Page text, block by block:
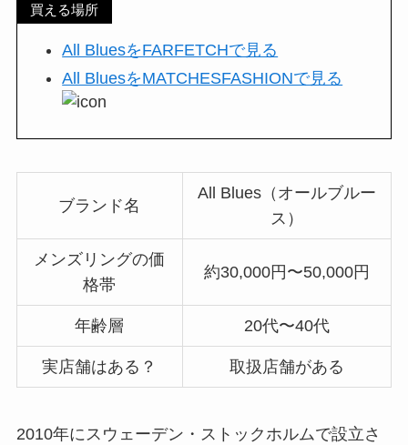
買える場所
All BluesをFARFETCHで見る
All BluesをMATCHESFASHIONで見る
ブランド名
All Blues（オールブルー
ス）
メンズリングの価
格帯
約30,000円〜50,000円
年齢層 20代〜40代
実店舗はある？ 取扱店舗がある
2010年にスウェーデン・ストックホルムで設立さ